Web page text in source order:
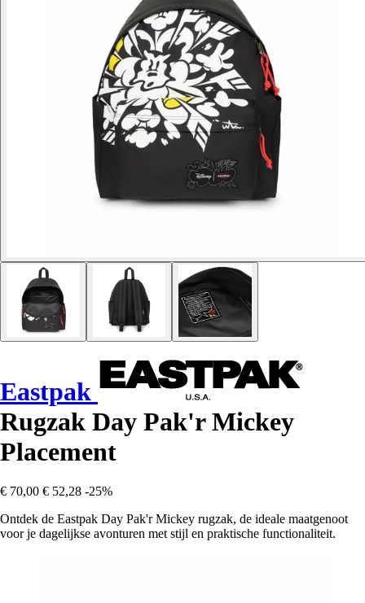
Eastpak
Rugzak Day Pak'r Mickey
Placement
€ 70,00 € 52,28 -25%
Ontdek de Eastpak Day Pak'r Mickey rugzak, de ideale maatgenoot
voor je dagelijkse avonturen met stijl en praktische functionaliteit.